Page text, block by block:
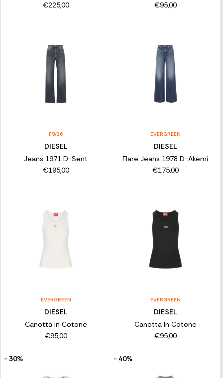
€225,00
€95,00
FW26
DIESEL
Jeans 1971 D-Sent
€195,00
EVERGREEN
DIESEL
Flare Jeans 1978 D-Akemi
€175,00
EVERGREEN
DIESEL
Canotta In Cotone
€95,00
EVERGREEN
DIESEL
Canotta In Cotone
€95,00
- 30% - 40%